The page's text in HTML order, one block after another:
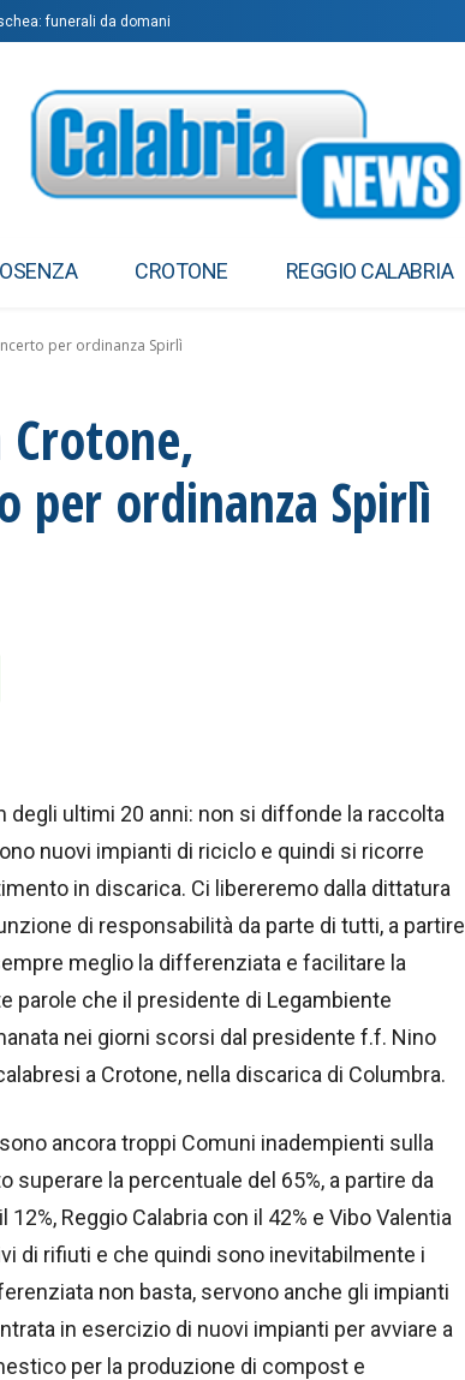
funerali da domani
CROTONE REGGIO CALABRIA
per ordinanza Spirlì
per ordinanza Spirlì
ultimi 20 anni: non si diffonde la raccolta
nuovi impianti di riciclo e quindi si ricorre
in discarica. Ci libereremo dalla dittatura
di responsabilità da parte di tutti, a partire
meglio la differenziata e facilitare la
parole che il presidente di Legambiente
nei giorni scorsi dal presidente f.f. Nino
a Crotone, nella discarica di Columbra.
ancora troppi Comuni inadempienti sulla
la percentuale del 65%, a partire da
Reggio Calabria con il 42% e Vibo Valentia
di rifiuti e che quindi sono inevitabilmente i
non basta, servono anche gli impianti
in esercizio di nuovi impianti per avviare a
per la produzione di compost e